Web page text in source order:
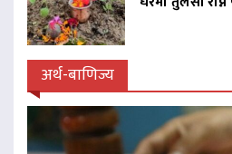
अर्थ-बाणिज्य